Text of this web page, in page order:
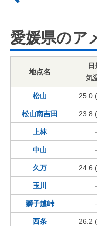
愛媛県のア
地点名
気
松山 25.0
松山南吉田 23.8
上林
中山
久万 24.6
玉川
獅子越峠
西条 26.2